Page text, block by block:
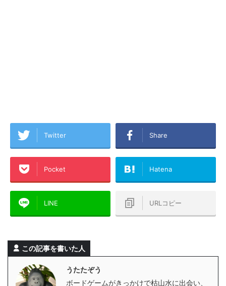
Twitter Share
Pocket Hatena
LINE URLコピー
この記事を書いた人
うたたぞう
ボードゲームがきっかけで枯山水に出会い、